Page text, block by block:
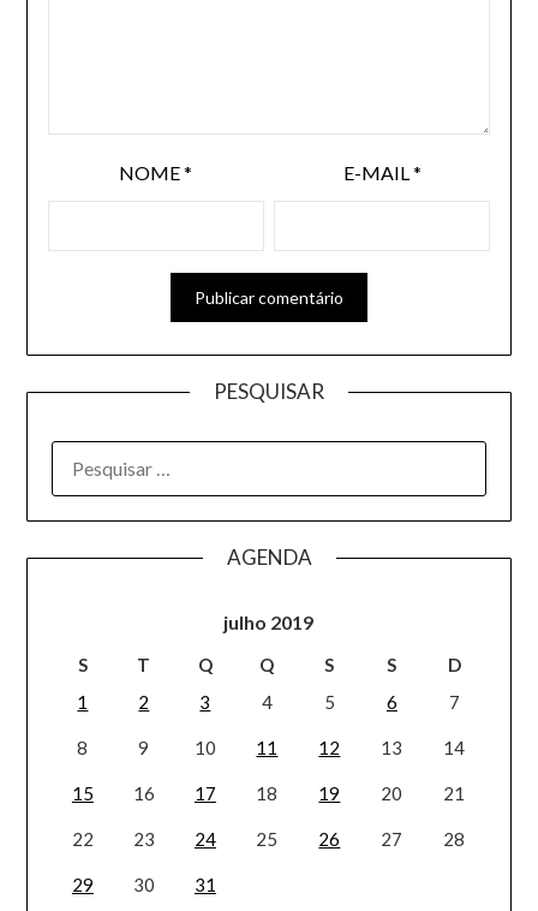
NOME* E-MAIL*
PESQUISAR
AGENDA
julho 2019
S T Q Q S S
D
1
2 3 4 5 6 7
8 9 10 11 12 13 14
15 16 17 18 19 20 21
22 23 24 25 26 27 28
29 30
31